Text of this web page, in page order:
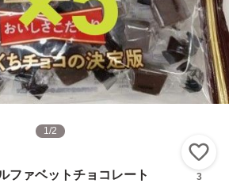
1/2
ファベットチョコレート
3